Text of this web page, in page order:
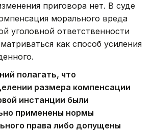
приговора нет. В суде
морального вреда
уголовной ответственности
как способ усиления
полагать, что
размера компенсации
инстанции были
применены нормы
права либо допущены